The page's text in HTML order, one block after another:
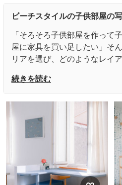
ニースにあるビーチスタイ
ルのおしゃれな子供部屋 (白
グ、ベージュの床) の写真
真
ビーチスタイルの子供部屋の
「そろそろ子供部屋を作って
屋に家具を買い足したい」そ
リアを選び、どのようなレイ
分の部屋であれば好みのイン
すが、子供部屋の場合には少
使用できて、かつ子供が喜ぶ
アの選び方、レイアウトの仕
子供部屋のビーチスタイルの
子供部屋・子供スペースのイ
続きを読む